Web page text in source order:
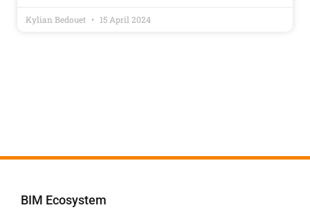
Kylian Bedouet 15 April 2024
BIM Ecosystem